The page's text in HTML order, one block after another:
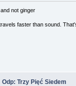
and not ginger
travels faster than sound.
Odp: Trzy Pięć Siedem